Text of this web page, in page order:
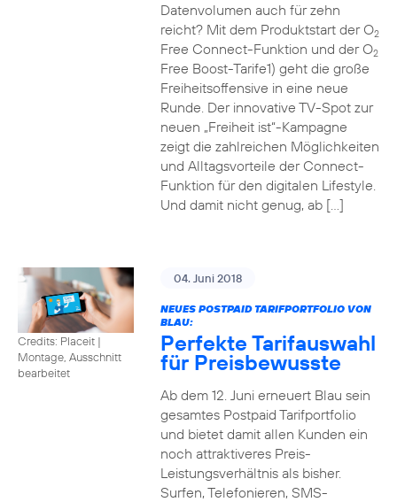
Datenvolumen auch für zehn
reicht? Mit dem Produktstart der O2
Free Connect-Funktion und der O2
Free Boost-Tarife1) geht die große
Freiheitsoffensive in eine neue
Runde. Der innovative TV-Spot zur
neuen „Freiheit ist“-Kampagne
zeigt die zahlreichen Möglichkeiten
und Alltagsvorteile der Connect-
Funktion für den digitalen Lifestyle.
Und damit nicht genug, ab […]
Credits: Placeit |
Montage, Ausschnitt
bearbeitet
04. Juni 2018
NEUES POSTPAID TARIFPORTFOLIO VON
BLAU:
Perfekte Tarifauswahl
für Preisbewusste
Ab dem 12. Juni erneuert Blau sein
gesamtes Postpaid Tarifportfolio
und bietet damit allen Kunden ein
noch attraktiveres Preis-
Leistungsverhältnis als bisher.
Surfen, Telefonieren, SMS-